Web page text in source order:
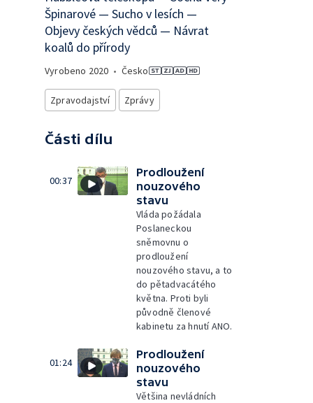
Špinarové — Sucho v lesích —
Objevy českých vědců — Návrat
koalů do přírody
Vyrobeno 2020 • Česko
Zpravodajství Zprávy
Části dílu
00:37
Prodloužení
nouzového
stavu
Vláda požádala
Poslaneckou
sněmovnu o
prodloužení
nouzového stavu, a to
do pětadvacátého
května. Proti byli
původně členové
kabinetu za hnutí ANO.
01:24
Prodloužení
nouzového
stavu
Většina nevládních